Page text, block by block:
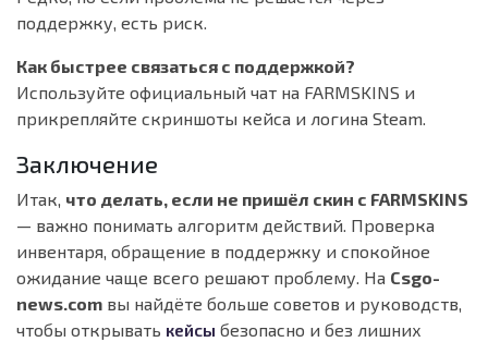
поддержку, есть риск.
Как быстрее связаться с поддержкой?
Используйте официальный чат на FARMSKINS и
прикрепляйте скриншоты кейса и логина Steam.
Заключение
Итак, что делать, если не пришёл скин с FARMSKINS
— важно понимать алгоритм действий. Проверка
инвентаря, обращение в поддержку и спокойное
ожидание чаще всего решают проблему. На Csgo-
news.com вы найдёте больше советов и руководств,
чтобы открывать кейсы безопасно и без лишних